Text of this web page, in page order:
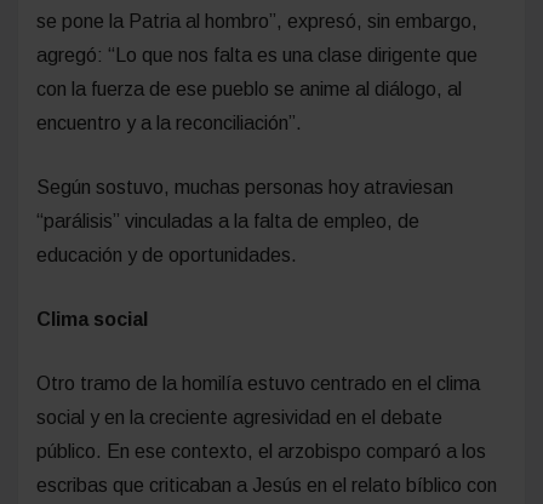
se pone la Patria al hombro”, expresó, sin embargo,
agregó: “Lo que nos falta es una clase dirigente que
con la fuerza de ese pueblo se anime al diálogo, al
encuentro y a la reconciliación”.
Según sostuvo, muchas personas hoy atraviesan
“parálisis” vinculadas a la falta de empleo, de
educación y de oportunidades.
Clima social
Otro tramo de la homilía estuvo centrado en el clima
social y en la creciente agresividad en el debate
público. En ese contexto, el arzobispo comparó a los
escribas que criticaban a Jesús en el relato bíblico con